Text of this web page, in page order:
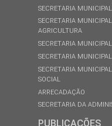
SECRETARIA
SECRETARIA
AGRICULTURA
SECRETARIA
SECRETARIA
SECRETARIA
SOCIAL
ARRECADAÇÃO
SECRETARIA DA
PUBLICAÇÕES